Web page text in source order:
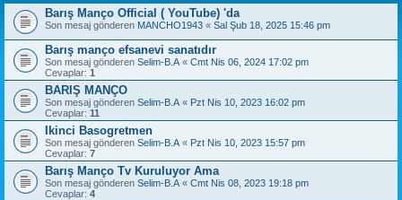
Barış Manço Official ( YouTube) 'da
Son mesaj gönderen MANCHO1943 « Sal Şub 18, 2025 15:46 pm
Barış manço efsanevi sanatıdır
Son mesaj gönderen Selim-B.A « Cmt Nis 06, 2024 17:02 pm
Cevaplar: 1
BARIŞ MANÇO
Son mesaj gönderen Selim-B.A « Pzt Nis 10, 2023 16:02 pm
Cevaplar: 11
Ikinci Basogretmen
Son mesaj gönderen Selim-B.A « Pzt Nis 10, 2023 15:57 pm
Cevaplar: 7
Barış Manço Tv Kuruluyor Ama
Son mesaj gönderen Selim-B.A « Cmt Nis 08, 2023 19:18 pm
Cevaplar: 4